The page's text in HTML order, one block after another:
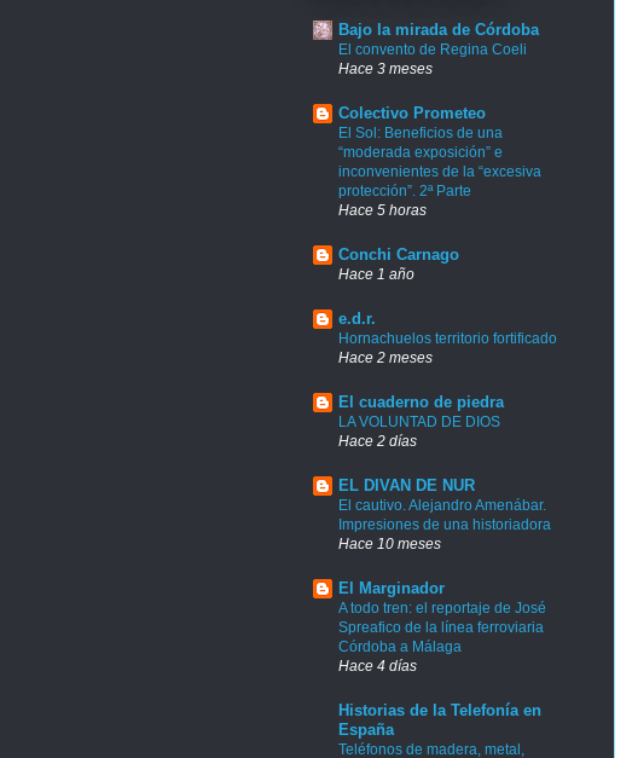
Bajo la mirada de Córdoba
El convento de Regina Coeli
Hace 3 meses
Colectivo Prometeo
El Sol: Beneficios de una
“moderada exposición” e
inconvenientes de la “excesiva
protección”. 2ª Parte
Hace 5 horas
Conchi Carnago
Hace 1 año
e.d.r.
Hornachuelos territorio fortificado
Hace 2 meses
El cuaderno de piedra
LA VOLUNTAD DE DIOS
Hace 2 días
EL DIVAN DE NUR
El cautivo. Alejandro Amenábar.
Impresiones de una historiadora
Hace 10 meses
El Marginador
A todo tren: el reportaje de José
Spreafico de la línea ferroviaria
Córdoba a Málaga
Hace 4 días
Historias de la Telefonía en
España
Teléfonos de madera, metal,